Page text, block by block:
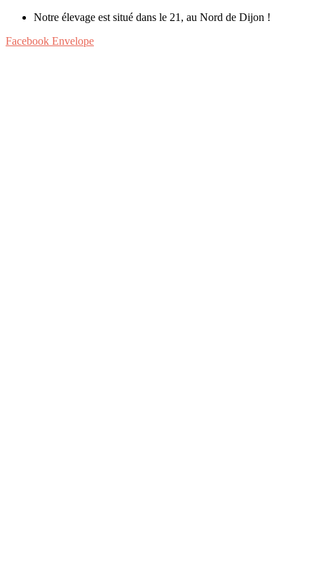
Notre élevage est situé dans le 21, au Nord de Dijon !
Facebook Envelope